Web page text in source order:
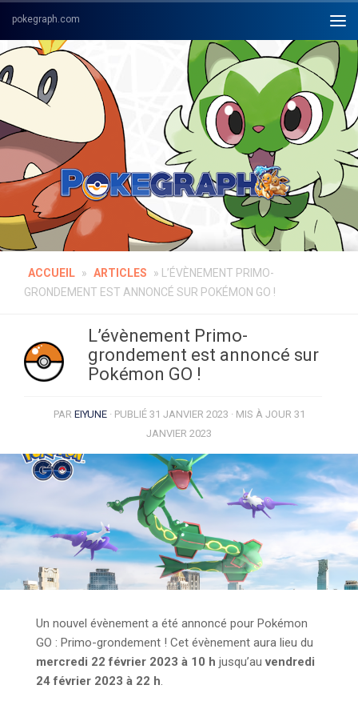
Skip to content
ACCUEIL » ARTICLES »
L’ÉVÈNEMENT PRIMO-
GRONDEMENT EST ANNONCÉ SUR POKÉMON GO !
L’évènement Primo-
grondement est annoncé sur
Pokémon GO !
PAR EIYUNE · PUBLIÉ 31 JANVIER 2023 · MIS À JOUR 31
JANVIER 2023
Un nouvel évènement a été annoncé pour Pokémon
GO : Primo-grondement ! Cet évènement aura lieu du
mercredi 22 février 2023 à 10 h jusqu’auvendredi
24 février 2023 à 22 h.